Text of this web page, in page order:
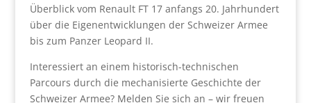
Überblick vom Renault FT 17 anfangs 20. Jahrhundert
über die Eigenentwicklungen der Schweizer Armee
bis zum Panzer Leopard II.
Interessiert an einem historisch-technischen
Parcours durch die mechanisierte Geschichte der
Schweizer Armee? Melden Sie sich an – wir freuen